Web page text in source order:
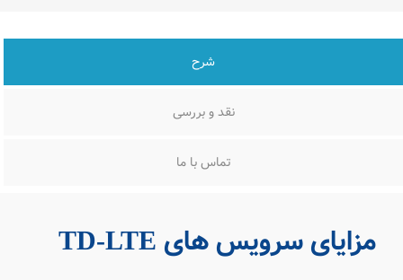
شرح
نقد و بررسی
تماس با ما
مزایای سرویس های TD-LTE